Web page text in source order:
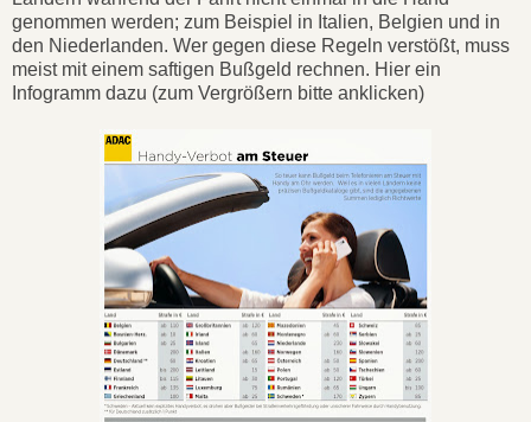
genommen werden; zum Beispiel in Italien, Belgien und in
den Niederlanden. Wer gegen diese Regeln verstößt, muss
meist mit einem saftigen Bußgeld rechnen. Hier ein
Infogramm dazu (zum Vergrößern bitte anklicken)